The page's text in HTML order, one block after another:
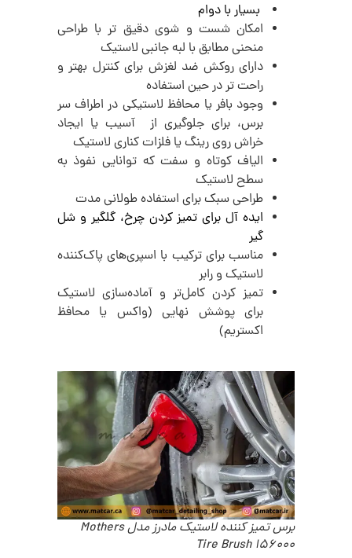
بسیار با دوام
امکان شست‌ و شوی دقیق‌ تر با طراحی
منحنی مطابق با لبه جانبی لاستیک
دارای روکش ضد لغزش برای کنترل بهتر و
راحت‌ تر در حین استفاده
وجود بافر یا محافظ لاستیکی در اطراف سر
برس، برای جلوگیری از آسیب یا ایجاد
خراش روی رینگ یا فلزات کناری لاستیک
الیاف کوتاه و سفت که توانایی نفوذ به
سطح لاستیک
طراحی سبک برای استفاده طولانی‌ مدت
ایده آل برای تمیز کردن چرخ، گلگیر و شل
گیر
مناسب برای ترکیب با اسپری‌های پاک‌کننده
لاستیک و رابر
تمیز کردن کامل‌تر و آماده‌سازی لاستیک
برای پوشش نهایی (واکس یا محافظ
اکستریم)
برس تمیز کننده لاستیک مادرز مدل Mothers
Tire Brush 156000